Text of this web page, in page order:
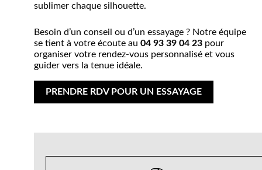
sublimer chaque silhouette.
Besoin d’un conseil ou d’un essayage ? Notre équipe
se tient à votre écoute au 04 93 39 04 23 pour
organiser votre rendez-vous personnalisé et vous
guider vers la tenue idéale.
PRENDRE RDV POUR UN ESSAYAGE